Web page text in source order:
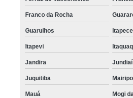
Franco da Rocha
Guarulhos
Itapevi
Jandira Jundiaí
Juquitiba
Mauá Mogi